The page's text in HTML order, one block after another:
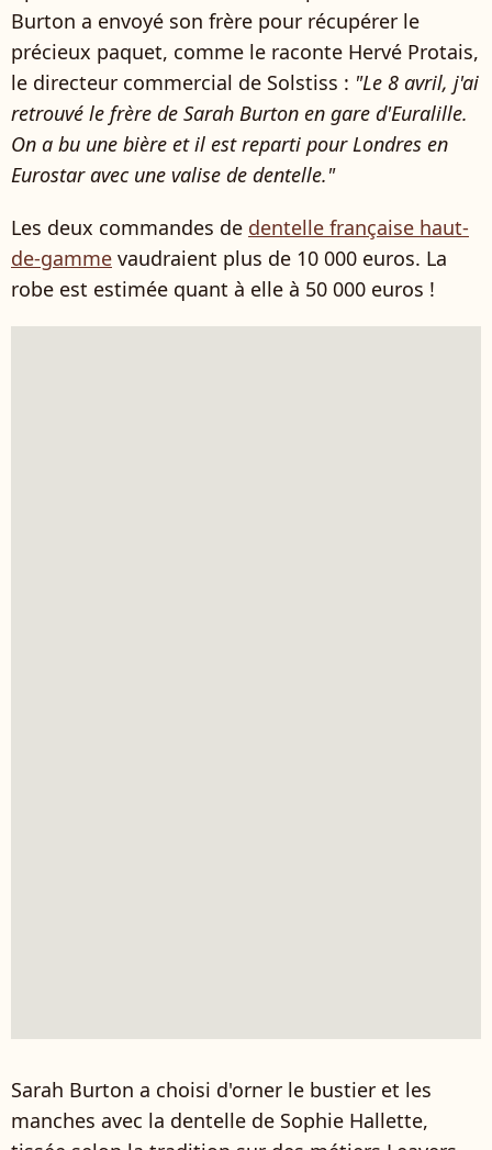
Burton a envoyé son frère pour récupérer le
précieux paquet, comme le raconte Hervé Protais,
le directeur commercial de Solstiss : "Le 8 avril, j'ai
retrouvé le frère de Sarah Burton en gare d'Euralille.
On a bu une bière et il est reparti pour Londres en
Eurostar avec une valise de dentelle."
Les deux commandes de dentelle française haut-
de-gamme vaudraient plus de 10 000 euros. La
robe est estimée quant à elle à 50 000 euros !
Sarah Burton a choisi d'orner le bustier et les
manches avec la dentelle de Sophie Hallette,